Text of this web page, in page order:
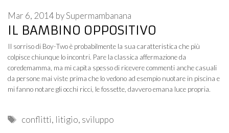
IL BAMBINO OPPOSITIVO
Mar 6, 2014 bySupermambanana
Il sorriso di Boy-Two è probabilmente la sua caratteristica che più
colpisce chiunque lo incontri. Pare la classica affermazione da
coredemamma, ma mi capita spesso di ricevere commenti anche casuali
da persone mai viste prima che lo vedono ad esempio nuotare in piscina e
mi fanno notare gli occhi ricci, le fossette, davvero emana luce propria.
Tags
conflitti, litigio, sviluppo